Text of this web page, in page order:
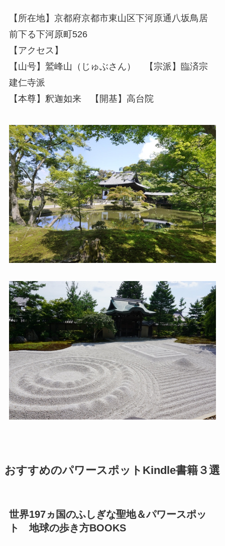
【所在地】京都府京都市東山区下河原通八坂鳥居
前下る下河原町526
【アクセス】
【山号】鷲峰山（じゅぶさん） 【宗派】臨済宗
建仁寺派
【本尊】釈迦如来 【開基】高台院
おすすめのパワースポットKindle書籍３選
世界197ヵ国のふしぎな聖地＆パワースポッ
ト 地球の歩き方BOOKS